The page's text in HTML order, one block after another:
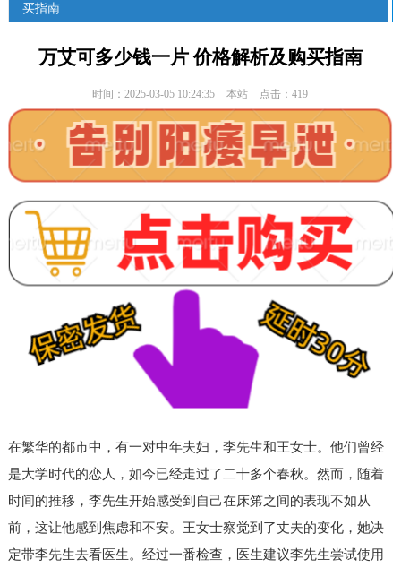
买指南
万艾可多少钱一片 价格解析及购买指南
时间：2025-03-05 10:24:35 本站 点击：419
在繁华的都市中，有一对中年夫妇，李先生和王女士。他们曾经
是大学时代的恋人，如今已经走过了二十多个春秋。然而，随着
时间的推移，李先生开始感受到自己在床笫之间的表现不如从
前，这让他感到焦虑和不安。王女士察觉到了丈夫的变化，她决
定带李先生去看医生。经过一番检查，医生建议李先生尝试使用